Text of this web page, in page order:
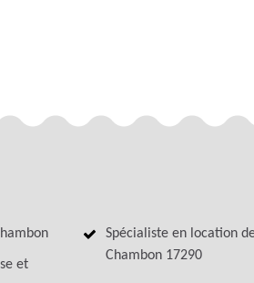
et
Spécialiste en location
Chambon 17290